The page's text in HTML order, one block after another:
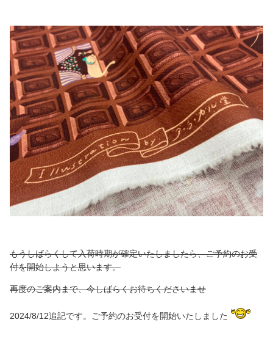
もうしばらくして入荷時期が確定いたしましたら、ご予約のお受
付を開始しようと思います。
再度のご案内まで、今しばらくお待ちくださいませ
2024/8/12追記です。ご予約のお受付を開始いたしました